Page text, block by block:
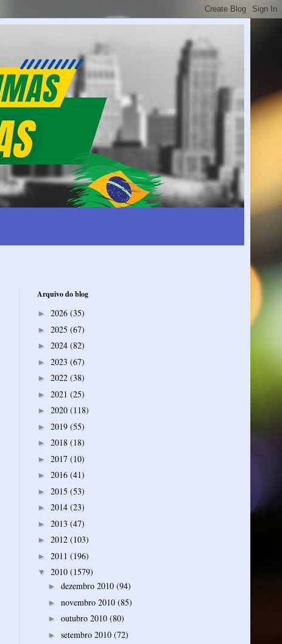
Arquivo do blog
► 2026 (35)
► 2025 (67)
► 2024 (82)
► 2023 (67)
► 2022 (38)
► 2021 (25)
► 2020 (118)
► 2019 (55)
► 2018 (18)
► 2017 (10)
► 2016 (41)
► 2015 (53)
► 2014 (23)
► 2013 (47)
► 2012 (103)
► 2011 (196)
▼ 2010 (1579)
► dezembro 2010 (94)
► novembro 2010 (85)
► outubro 2010 (80)
► setembro 2010 (72)